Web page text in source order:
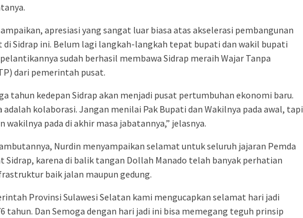
apresiasi yang sangat luar biasa atas akselerasi pembangunan
di Sidrap ini. Belum lagi langkah-langkah tepat bupati dan wakil bupati
sudah berhasil membawa Sidrap meraih Wajar Tanpa
dari pemerintah pusat.
tahun kedepan Sidrap akan menjadi pusat pertumbuhan ekonomi baru.
adalah kolaborasi. Jangan menilai Pak Bupati dan Wakilnya pada awal, tapi
wakilnya pada di akhir masa jabatannya,” jelasnya.
Nurdin menyampaikan selamat untuk seluruh jajaran Pemda
Sidrap, karena di balik tangan Dollah Manado telah banyak perhatian
baik jalan maupun gedung.
Provinsi Sulawesi Selatan kami mengucapkan selamat hari jadi
tahun. Dan Semoga dengan hari jadi ini bisa memegang teguh prinsip